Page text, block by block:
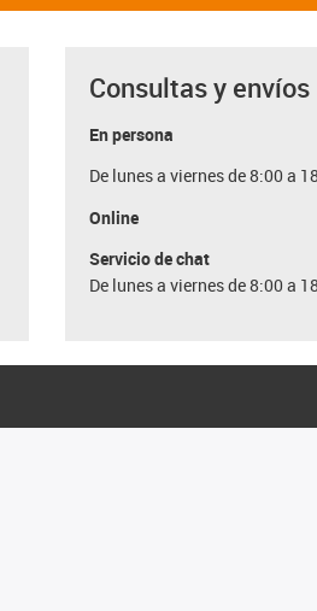
Consultas y envíos
En persona
De lunes a viernes de 8:00 a
Online
Servicio de chat
De lunes a viernes de 8:00 a